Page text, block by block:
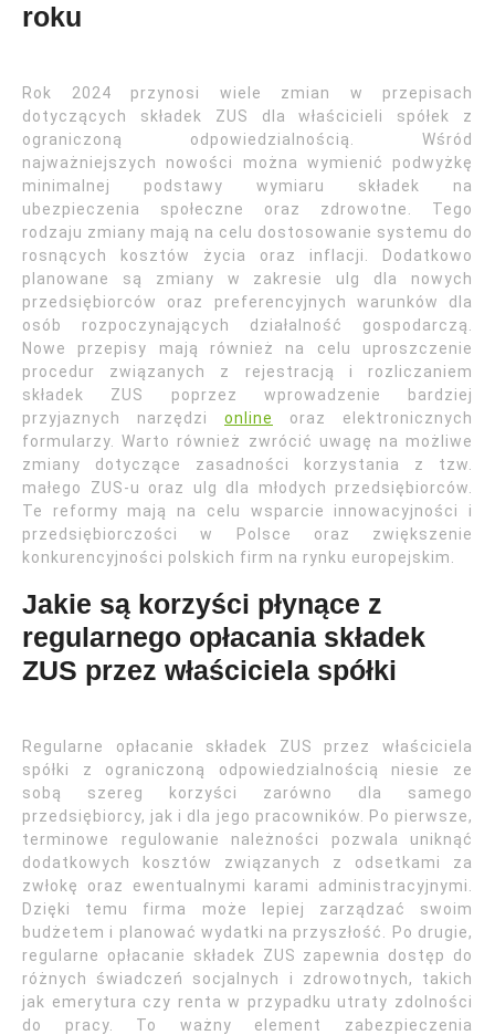
roku
Rok 2024 przynosi wiele zmian w przepisach
dotyczących składek ZUS dla właścicieli spółek z
ograniczoną odpowiedzialnością. Wśród
najważniejszych nowości można wymienić podwyżkę
minimalnej podstawy wymiaru składek na
ubezpieczenia społeczne oraz zdrowotne. Tego
rodzaju zmiany mają na celu dostosowanie systemu do
rosnących kosztów życia oraz inflacji. Dodatkowo
planowane są zmiany w zakresie ulg dla nowych
przedsiębiorców oraz preferencyjnych warunków dla
osób rozpoczynających działalność gospodarczą.
Nowe przepisy mają również na celu uproszczenie
procedur związanych z rejestracją i rozliczaniem
składek ZUS poprzez wprowadzenie bardziej
przyjaznych narzędzi online
oraz elektronicznych
formularzy. Warto również zwrócić uwagę na możliwe
zmiany dotyczące zasadności korzystania z tzw.
małego ZUS-u oraz ulg dla młodych przedsiębiorców.
Te reformy mają na celu wsparcie innowacyjności i
przedsiębiorczości w Polsce oraz zwiększenie
konkurencyjności polskich firm na rynku europejskim.
Jakie są korzyści płynące z
regularnego opłacania składek
ZUS przez właściciela spółki
Regularne opłacanie składek ZUS przez właściciela
spółki z ograniczoną odpowiedzialnością niesie ze
sobą szereg korzyści zarówno dla samego
przedsiębiorcy, jak i dla jego pracowników. Po pierwsze,
terminowe regulowanie należności pozwala uniknąć
dodatkowych kosztów związanych z odsetkami za
zwłokę oraz ewentualnymi karami administracyjnymi.
Dzięki temu firma może lepiej zarządzać swoim
budżetem i planować wydatki na przyszłość. Po drugie,
regularne opłacanie składek ZUS zapewnia dostęp do
różnych świadczeń socjalnych i zdrowotnych, takich
jak emerytura czy renta w przypadku utraty zdolności
do pracy. To ważny element zabezpieczenia